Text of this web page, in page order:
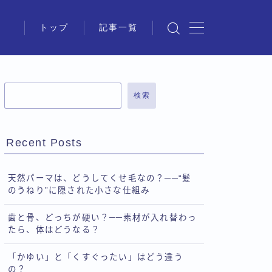
トップ 記事一覧
検索
Recent Posts
天然パーマは、どうしてくせ毛なの？──“髪
のうねり”に隠された小さな仕組み
歯と骨、どっちが硬い？──素材が入れ替わっ
たら、体はどうなる？
「かゆい」と「くすぐったい」はどう違う
の？